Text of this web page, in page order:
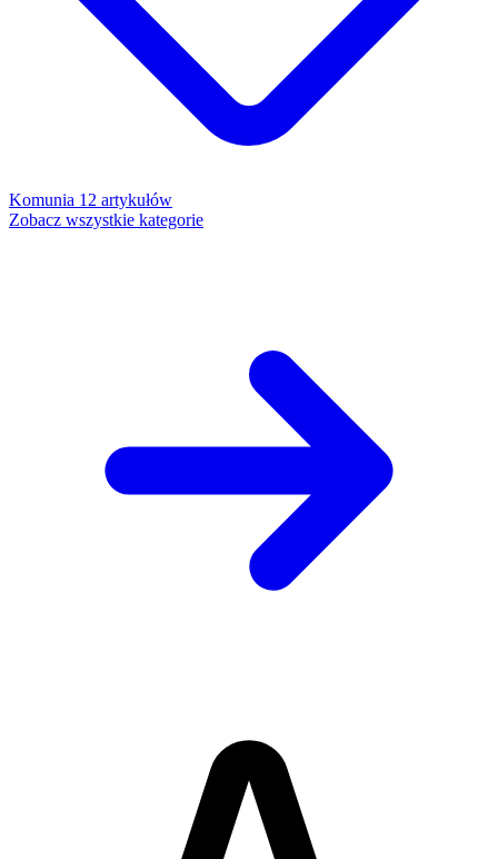
Komunia 12 artykułów
Zobacz wszystkie kategorie